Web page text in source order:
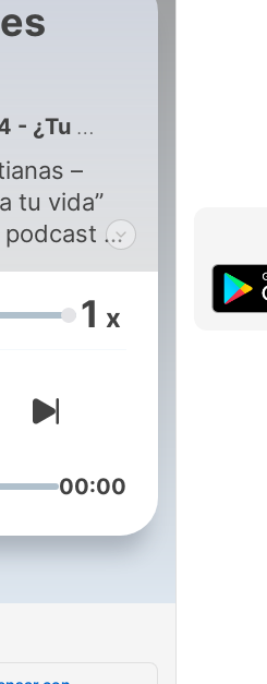
prisión? Cómo vencer el sobrepensar con Dios
–
tu vida”
ha
de
de fe,
Dios.
Entre
una
dar
con esa
Antonio
la
1 x
00:00